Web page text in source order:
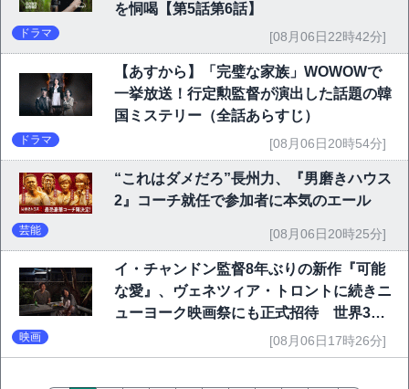
を恫喝【第5話第6話】
ドラマ [08月06日22時42分]
【あすから】「完璧な家族」WOWOWで
一挙放送！行定勲監督が演出した話題の韓
国ミステリー（全話あらすじ）
ドラマ [08月06日20時54分]
“これはダメだろ”長州力、『男磨きハウス
2』コーチ就任で参加者に本気のエール
芸能 [08月06日20時25分]
イ・チャンドン監督8年ぶりの新作『可能
な愛』、ヴェネツィア・トロントに続きニ
ューヨーク映画祭にも正式招待 世界3大
映画祭で快挙｜Netflix映画
映画 [08月06日17時26分]